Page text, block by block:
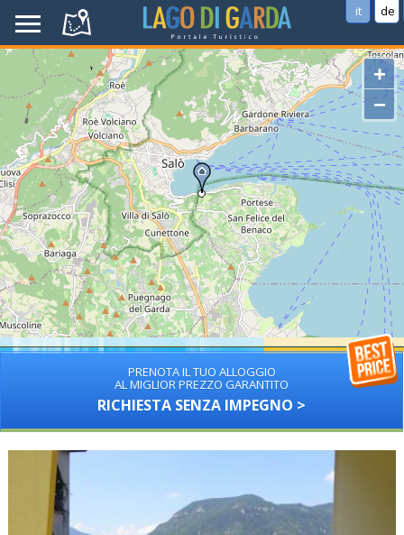
it de
+
−
PRENOTA IL TUO ALLOGGIO
AL MIGLIOR PREZZO GARANTITO
RICHIESTA SENZA IMPEGNO >